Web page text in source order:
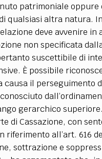
patrimoniale oppure
qualsiasi altra natura. In
deve avvenire in
non specificata
suscettibile di
È possibile
causa il perseguimento
gerarchico
di Cassazione, con
riferimento all’art. 616
sottrazione e